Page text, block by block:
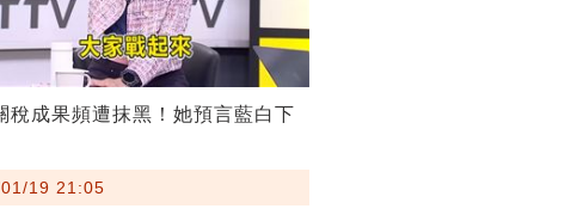
稅成果頻遭抹黑！她預言藍白下
19 21:05